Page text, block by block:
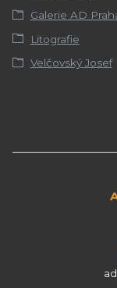
Galerie AD
Litografie
Velčovský Josef
AD